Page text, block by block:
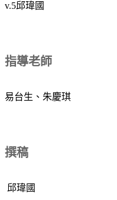
v.5邱瑋國
指導老師
易台生、朱慶琪
撰稿
邱瑋國